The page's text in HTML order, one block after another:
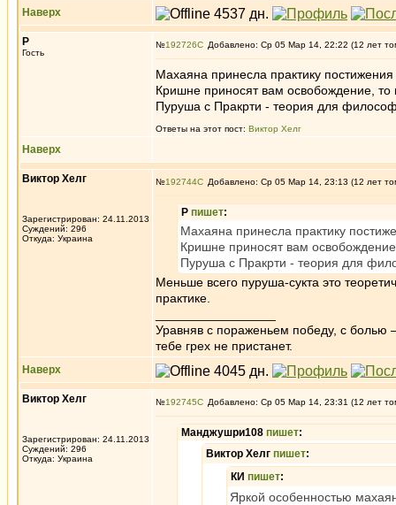
Наверх
Р
Гость
№192726 Добавлено: Ср 05 Мар 14, 22:22 (12 лет
Махаяна принесла практику
Кришне приносят вам освобождение,
Пуруша с Пракрти - теория для
Ответы на этот пост: Виктор Хелг
Наверх
Виктор Хелг
Зарегистрирован: 24.11.2013
Суждений: 296
Откуда: Украина
№192744 Добавлено: Ср 05 Мар 14, 23:13 (12 лет
Р пишет:
Махаяна принесла практику
Кришне приносят вам
Пуруша с Пракрти - теория для
Меньше всего пуруша-сукта это
практике.
Уравняв с пораженьем победу, с болью
тебе грех не пристанет.
Наверх
Виктор Хелг
Зарегистрирован: 24.11.2013
Суждений: 296
Откуда: Украина
№192745 Добавлено: Ср 05 Мар 14, 23:31 (12 лет
Манджушри108 пишет:
Виктор Хелг пишет:
КИ пишет:
Яркой особенностью